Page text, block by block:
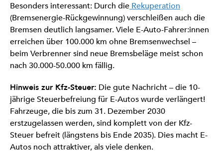
Besonders interessant: Durch die Rekuperation
(Bremsenergie-Rückgewinnung) verschleißen auch die
Bremsen deutlich langsamer. Viele E-Auto-Fahrer:innen
erreichen über 100.000 km ohne Bremsenwechsel –
beim Verbrenner sind neue Bremsbeläge meist schon
nach 30.000-50.000 km fällig.
Hinweis zur Kfz-Steuer: Die gute Nachricht – die 10-
jährige Steuerbefreiung für E-Autos wurde verlängert!
Fahrzeuge, die bis zum 31. Dezember 2030
erstzugelassen werden, sind komplett von der Kfz-
Steuer befreit (längstens bis Ende 2035). Dies macht E-
Autos noch attraktiver, als viele denken.